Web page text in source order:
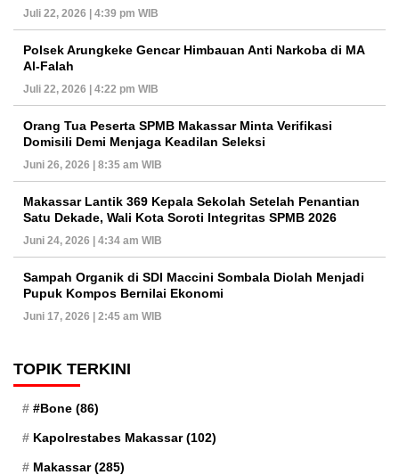
Juli 22, 2026 | 4:39 pm WIB
Polsek Arungkeke Gencar Himbauan Anti Narkoba di MA
Al-Falah
Juli 22, 2026 | 4:22 pm WIB
Orang Tua Peserta SPMB Makassar Minta Verifikasi
Domisili Demi Menjaga Keadilan Seleksi
Juni 26, 2026 | 8:35 am WIB
Makassar Lantik 369 Kepala Sekolah Setelah Penantian
Satu Dekade, Wali Kota Soroti Integritas SPMB 2026
Juni 24, 2026 | 4:34 am WIB
Sampah Organik di SDI Maccini Sombala Diolah Menjadi
Pupuk Kompos Bernilai Ekonomi
Juni 17, 2026 | 2:45 am WIB
TOPIK TERKINI
#Bone (86)
Kapolrestabes Makassar(102)
Makassar(285)